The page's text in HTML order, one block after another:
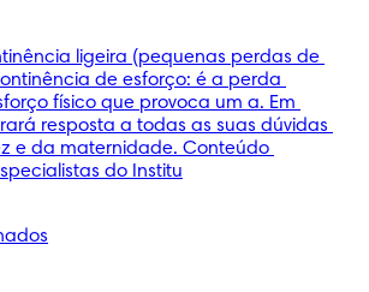
ligeira (pequenas perdas de
de esforço: é a perda
físico que provoca um a. Em
resposta a todas as suas dúvidas
e da maternidade. Conteúdo
do Institu